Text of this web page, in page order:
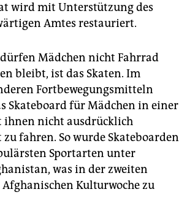
wird mit Unterstützung des
Amtes restauriert.
Mädchen nicht Fahrrad
bleibt, ist das Skaten. Im
Fortbewegungsmitteln
Skateboard für Mädchen in einer
ihnen nicht ausdrücklich
fahren. So wurde Skateboarden
Sportarten unter
was in der zweiten
Kulturwoche zu